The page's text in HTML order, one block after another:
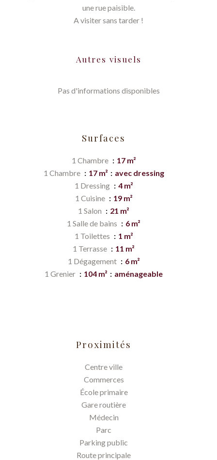
une rue paisible.
A visiter sans tarder !
Autres visuels
Pas d'informations disponibles
Surfaces
1 Chambre
17 m²
1 Chambre
17 m²
avec dressing
1 Dressing
4 m²
1 Cuisine
19 m²
1 Salon
21 m²
1 Salle de bains
6 m²
1 Toilettes
1 m²
1 Terrasse
11 m²
1 Dégagement
6 m²
1 Grenier
104 m² aménageable
Proximités
Centre ville
Commerces
École primaire
Gare routière
Médecin
Parc
Parking public
Route principale